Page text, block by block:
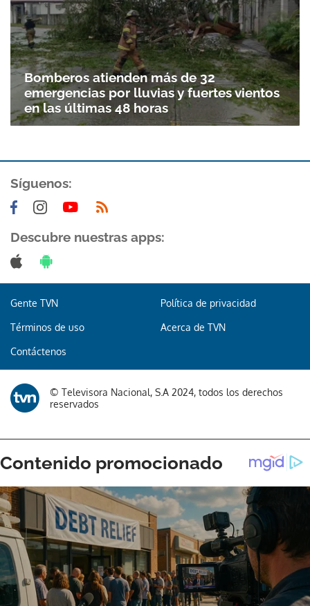
Gracias por suscribirte a nuestro boletín.
ACEPTAR
Bomberos atienden más de 32
emergencias por lluvias y fuertes vientos
en las últimas 48 horas
Síguenos:
Descubre nuestras apps:
Gente TVN Política de privacidad
Términos de uso Acerca de TVN
Contáctenos
© Televisora Nacional, S.A 2024, todos los derechos
reservados